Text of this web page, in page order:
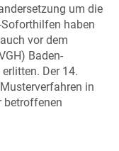
um die
haben
vor dem
Baden-
Der 14.
in
betroffenen